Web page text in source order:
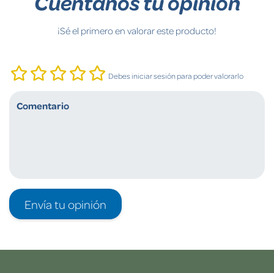
¡Sé el primero en valorar este producto!
Debes iniciar sesión para poder valorarlo
Envía tu opinión